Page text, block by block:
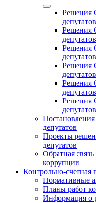
Решения
Решения
Решения
Решения
Решения
Решения
депутатов
Проекты
депутатов
Обратная
коррупции
Контрольно-счетная
Нормативные
Планы работ
Информация о